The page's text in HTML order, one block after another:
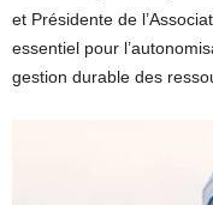
et Présidente de
essentiel pour
gestion durable des